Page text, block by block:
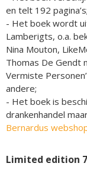
en telt 192 pagina’s;
- Het boek wordt
Lamberigts, o.a.
Nina Mouton,
Thomas De Gendt
Vermiste
andere;
- Het boek is
drankenhandel
Bernardus
Limited edition